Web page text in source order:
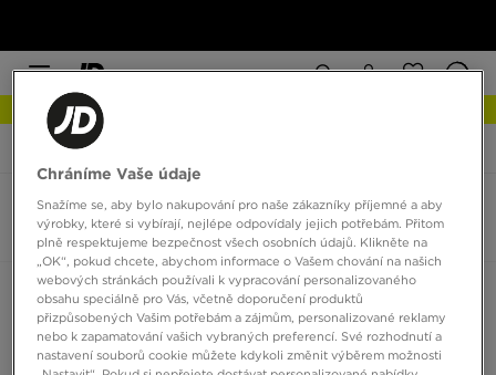
JD Sports New Balance 610
New Balance 610
0 produktů
Seřadit:Doporučené Filtrovat
Chráníme Vaše údaje
Snažíme se, aby bylo nakupování pro naše zákazníky příjemné a aby
výrobky, které si vybírají, nejlépe odpovídaly jejich potřebám. Přitom
plně respektujeme bezpečnost všech osobních údajů. Klikněte na
„OK“, pokud chcete, abychom informace o Vašem chování na našich
webových stránkách používali k vypracování personalizovaného
obsahu speciálně pro Vás, včetně doporučení produktů
přizpůsobených Vašim potřebám a zájmům, personalizované reklamy
nebo k zapamatování vašich vybraných preferencí. Své rozhodnutí a
nastavení souborů cookie můžete kdykoli změnit výběrem možnosti